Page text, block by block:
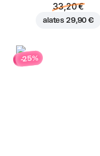
33,20 €
alates 29,90 €
-25%